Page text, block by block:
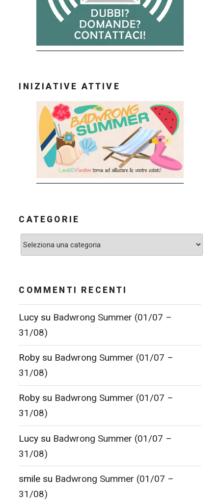
INIZIATIVE ATTIVE
CATEGORIE
Categorie
COMMENTI RECENTI
Lucy su Badwrong Summer (01/07 –
31/08)
Roby su Badwrong Summer (01/07 –
31/08)
Roby su Badwrong Summer (01/07 –
31/08)
Lucy su Badwrong Summer (01/07 –
31/08)
smile su Badwrong Summer (01/07 –
31/08)